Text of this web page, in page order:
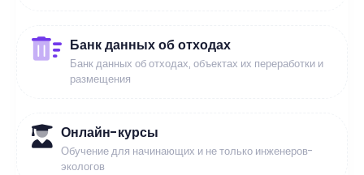
Банк данных об отходах
Банк данных об отходах, объектах их переработки и
размещения
Онлайн-курсы
Обучение для начинающих и не только инженеров-
экологов